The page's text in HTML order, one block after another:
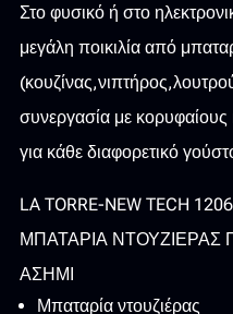
Στο φυσικό ή στο
μεγάλη ποικιλία από
συνεργασία με κορυφαίους
για κάθε διαφορετικό
LA TORRE-NEW TECH
ΜΠΑΤΑΡΙΑ ΝΤΟΥΖΙΕΡΑΣ
ΑΣΗΜΙ
Μπαταρία ντουζιέρας